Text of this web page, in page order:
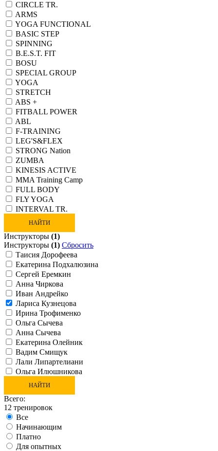
CIRCLE TR.
ARMS
YOGA FUNCTIONAL
BASIC STEP
SPINNING
B.E.S.T. FIT
BOSU
SPECIAL GROUP
YOGA
STRETCH
ABS +
FITBALL POWER
ABL
F-TRAINING
LEG'S&FLEX
STRONG Nation
ZUMBA
KINESIS ACTIVE
MMA Training Camp
FULL BODY
FLY YOGA
INTERVAL TR.
НАЙТИ
Инструкторы (1)
Инструкторы (1) Сбросить
Таисия Дорофеева
Екатерина Подхалюзина
Сергей Еремкин
Анна Чиркова
Иван Андрейко
Лариса Кузнецова
Ирина Трофименко
Ольга Сычева
Анна Сычева
Екатерина Олейник
Вадим Смищук
Лали Липартелиани
Ольга Илюшникова
НАЙТИ
Всего:
12 тренировок
Все
Начинающим
Платно
Для опытных